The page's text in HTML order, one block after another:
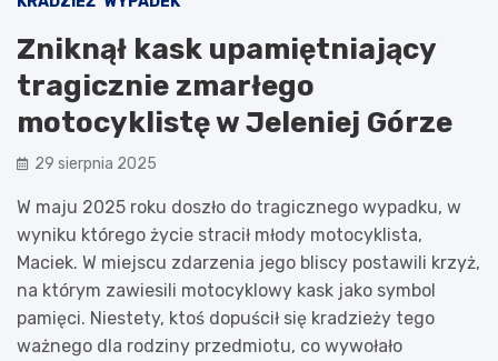
Zniknął kask upamiętniający
tragicznie zmarłego
motocyklistę w Jeleniej Górze
29 sierpnia 2025
W maju 2025 roku doszło do tragicznego wypadku, w
wyniku którego życie stracił młody motocyklista,
Maciek. W miejscu zdarzenia jego bliscy postawili krzyż,
na którym zawiesili motocyklowy kask jako symbol
pamięci. Niestety, ktoś dopuścił się kradzieży tego
ważnego dla rodziny przedmiotu, co wywołało